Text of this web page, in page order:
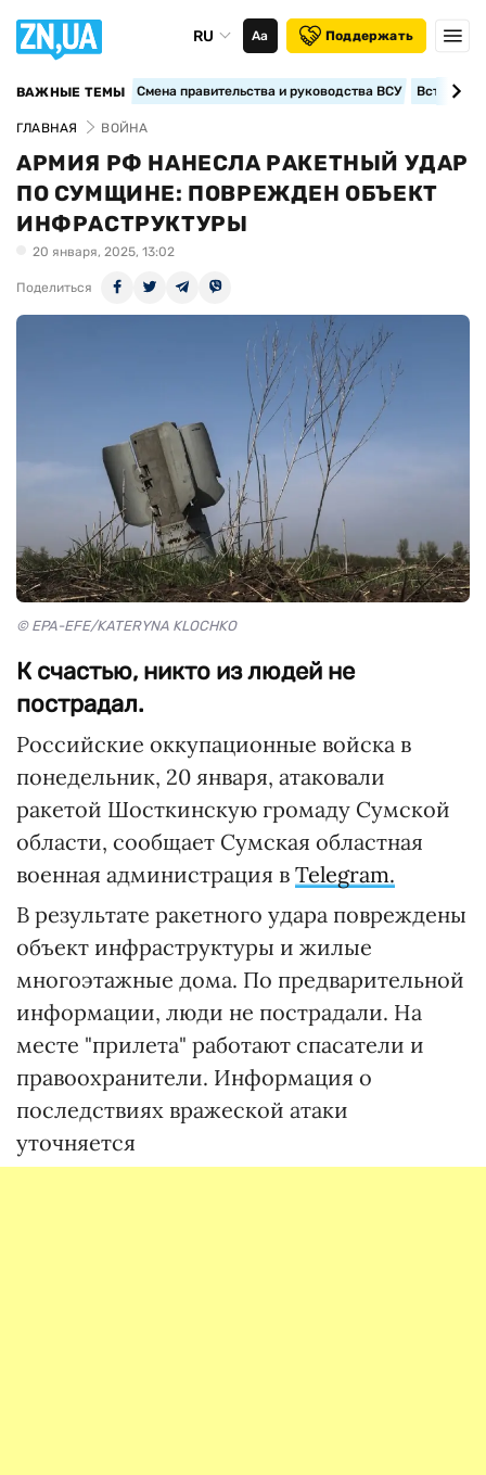
RU Аа Поддержать
ВАЖНЫЕ ТЕМЫ Смена правительства и руководства ВСУ
ГЛАВНАЯ ВОЙНА
АРМИЯ РФ НАНЕСЛА РАКЕТНЫЙ УДАР
ПО СУМЩИНЕ: ПОВРЕЖДЕН ОБЪЕКТ
ИНФРАСТРУКТУРЫ
20 января, 2025, 13:02
Поделиться
© EPA-EFE/KATERYNA KLOCHKO
К счастью, никто из людей не
пострадал.
Российские оккупационные войска в
понедельник, 20 января, атаковали
ракетой Шосткинскую громаду Сумской
области, сообщает Сумская областная
военная администрация в Telegram.
В результате ракетного удара повреждены
объект инфраструктуры и жилые
многоэтажные дома. По предварительной
информации, люди не пострадали. На
месте "прилета" работают спасатели и
правоохранители. Информация о
последствиях вражеской атаки
уточняется